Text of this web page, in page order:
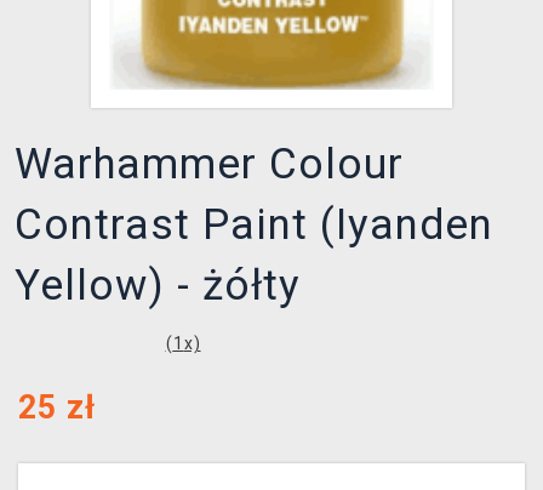
Warhammer Colour
Contrast Paint (Iyanden
Yellow) - żółty
(1 x)
25 zł